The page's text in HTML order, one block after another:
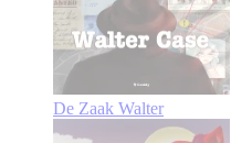
De Zaak Walter